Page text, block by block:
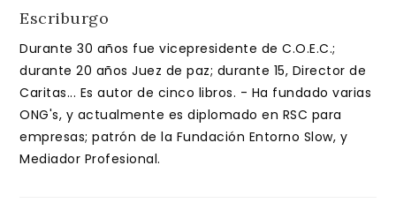
Escriburgo
Durante 30 años fue vicepresidente de C.O.E.C.;
durante 20 años Juez de paz; durante 15, Director de
Caritas... Es autor de cinco libros. - Ha fundado varias
ONG's, y actualmente es diplomado en RSC para
empresas; patrón de la Fundación Entorno Slow, y
Mediador Profesional.